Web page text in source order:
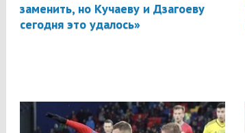
заменить, но Кучаеву и Дзагоеву
сегодня это удалось»